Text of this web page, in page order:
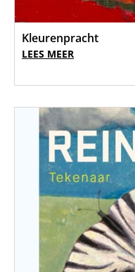
Kleurenpracht
LEES MEER